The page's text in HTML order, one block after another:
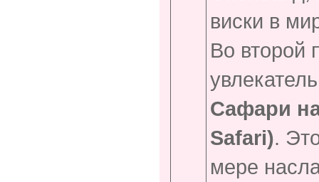
виски в
Во второй
Сафари
Safari).
мере